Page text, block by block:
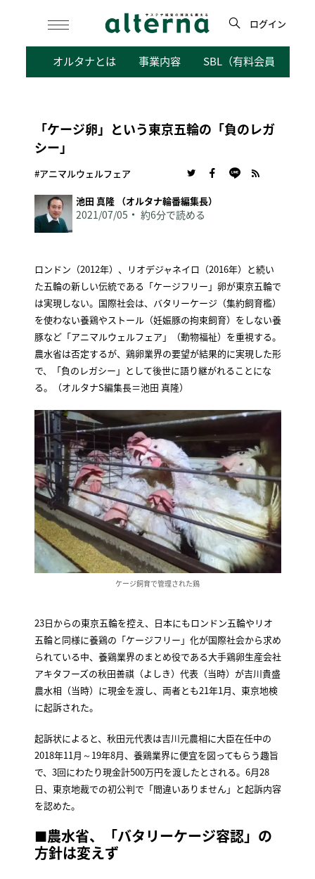
検
ログイン
オルタナとは 事業内容 SBL（有料会員向けサ
「ケージ卵」という東京五輪の「負のレガ
シー」
#アニマルウェルフェア
池田 真隆 （オルタナ輪番編集長）
2021/07/05 約6分で読める
ロンドン（2012年）、リオデジャネイロ（2016年）と続い
た五輪の新しい伝統である「ケージフリー」卵が東京五輪で
は実現しない。国際社会は、バタリーケージ（集約飼育檻）
を使わない養鶏やストール（妊娠豚の拘束飼育）をしない養
豚など「アニマルウェルフェア」（動物福祉）を重視する。
農水省は否定するが、鶏卵業界の要望が結果的に実現した形
で、「負のレガシー」として後世に語り継がれることにな
る。（オルタナS編集長＝池田 真隆）
ケージ飼育で管理された鶏
23日からの東京五輪を控え、日本にもロンドン五輪やリオ
五輪と同様に養鶏の「ケージフリー」化が国際社会から求め
られている中、養鶏業界のまとめ役である大手鶏卵生産会社
アキタフーズの秋田善祺（よしき）代表（当時）が吉川貴盛
農水相（当時）に現金を渡し、両者とも21年1月、東京地検
に起訴された。
起訴状によると、秋田元代表は吉川元農相に大臣在任中の
2018年11月～19年8月、養鶏業界に便宜を図ってもらう趣旨
で、3回にわたり現金計500万円を渡したとされる。6月28
日、東京地裁での初公判で「間違いありません」と起訴内容
を認めた。
■農水省、「バタリーケージ容認」の
方針は変えず